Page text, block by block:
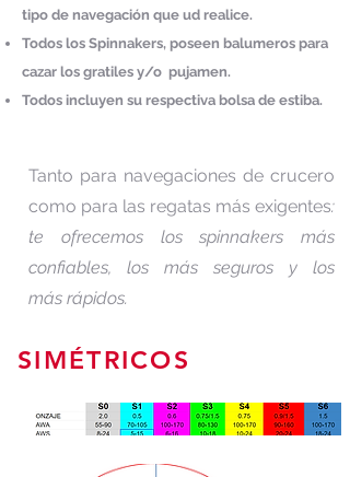
tipo de navegación que ud realice.
Todos los Spinnakers, poseen balumeros para
cazar los gratiles y/o pujamen.
Todos incluyen su respectiva bolsa de estiba.
Tanto para navegaciones de crucero
como para las regatas más exigentes:
te ofrecemos los spinnakers más
confiables, los más seguros y los
más rápidos.
SIMÉTRICOS